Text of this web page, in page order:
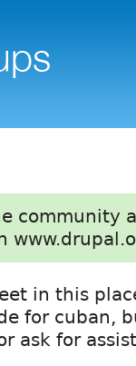
community
in this
for cuban,
ask for